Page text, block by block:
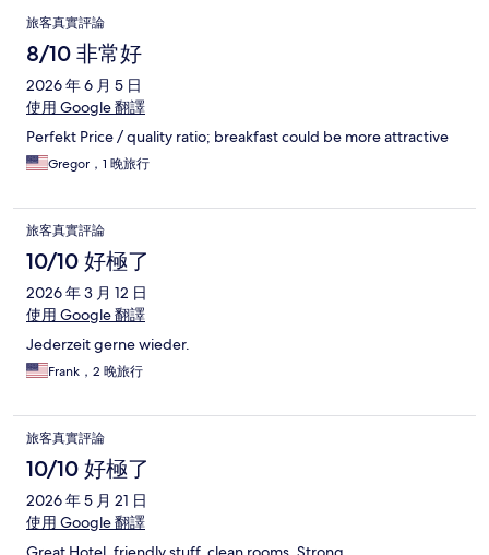
評
論
旅客真實評論
8/10 非常好
2026 年 6 月 5 日
使用 Google 翻譯
Perfekt Price / quality ratio; breakfast could be more attractive
Gregor，1 晚旅行
旅客真實評論
10/10 好極了
2026 年 3 月 12 日
使用 Google 翻譯
Jederzeit gerne wieder.
Frank，2 晚旅行
旅客真實評論
10/10 好極了
2026 年 5 月 21 日
使用 Google 翻譯